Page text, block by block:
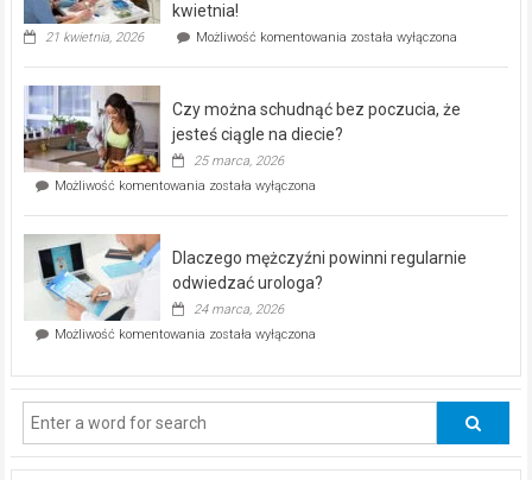
kwietnia!
21 kwietnia, 2026 Możliwość komentowania „Zdrowie
bezpłatna
została wyłączona
Czy można schudnąć bez poczucia, że
jesteś ciągle na diecie?
25 marca, 2026
Możliwość komentowania Czy
poczucia,
że
ciągle
na
została wyłączona
Dlaczego mężczyźni powinni regularnie
odwiedzać urologa?
24 marca, 2026
Możliwość komentowania Dlaczego
regularnie
została wyłączona